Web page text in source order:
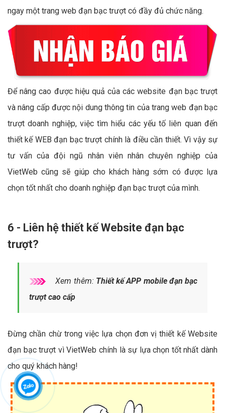
ngay một trang web đạn bạc trượt có đầy đủ chức năng.
Để nâng cao được hiệu quả của các website đạn bạc trượt
và nâng cấp được nội dung thông tin của trang web đạn bạc
trượt doanh nghiệp, việc tìm hiểu các yếu tố liên quan đến
thiết kế WEB đạn bạc trượt chính là điều cần thiết. Vì vậy sự
tư vấn của đội ngũ nhân viên nhân chuyên nghiệp của
VietWeb cũng sẽ giúp cho khách hàng sớm có được lựa
chọn tốt nhất cho doanh nghiệp đạn bạc trượt của mình.
6 - Liên hệ thiết kế Website đạn bạc
trượt?
Xem thêm: Thiết kế APP mobile đạn bạc
trượt cao cấp
Đừng chần chừ trong việc lựa chọn đơn vị thiết kế Website
đạn bạc trượt vì VietWeb chính là sự lựa chọn tốt nhất dành
cho quý khách hàng!